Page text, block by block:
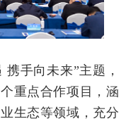
手向未来”主题，
重点合作项目，涵
生态等领域，充分